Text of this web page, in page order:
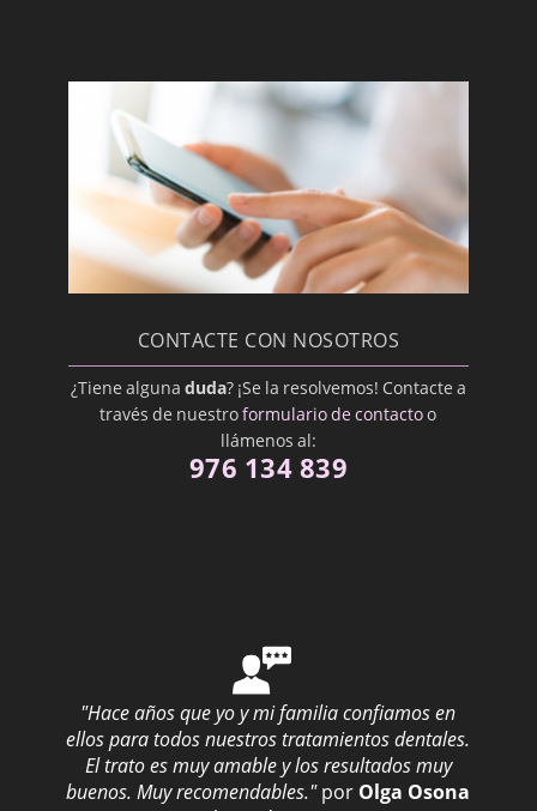
Lingual
Maligno
Maloclusión
Membrana Mucosa
Mucosa Oral
Odontopediatra
Oseointegración
Osteoplastía
Prostodoncista
Prótesis Dental
Prótesis Inmediata
CONTACTE CON NOSOTROS
¿Tiene alguna duda? ¡Se la resolvemos! Contacte a
través de nuestroformulario de contactoo
llámenos al:
976 134 839
"Hace años que yo y mi familia confiamos en
ellos para todos nuestros tratamientos dentales.
El trato es muy amable y los resultados muy
buenos. Muy recomendables." por Olga Osona